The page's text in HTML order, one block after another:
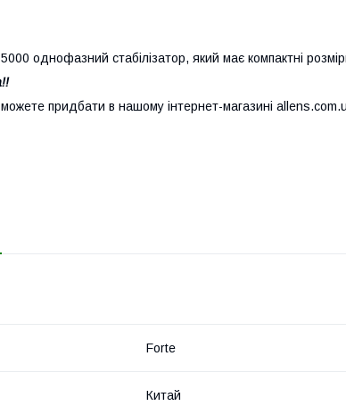
однофазний стабілізатор, який має компактні
придбати в нашому інтернет-магазині
Forte
Китай